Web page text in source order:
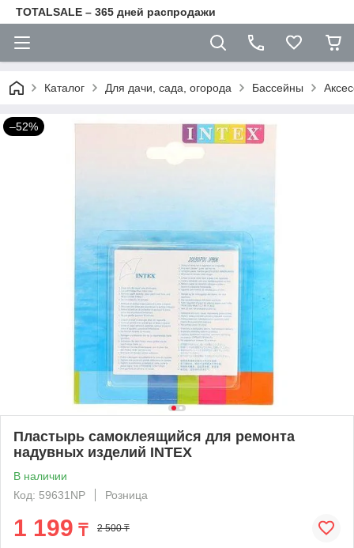
TOTALSALE – 365 дней распродажи
Каталог Для дачи, сада, огорода Бассейны
–52%
Пластырь самоклеящийся для ремонта
надувных изделий INTEX
В наличии
Код: 59631NP
Розница
1 199 ₸ 2 500 ₸